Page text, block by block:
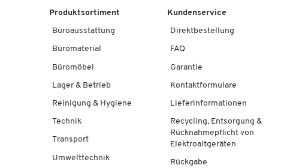
Produktsortiment
Büroausstattung
Büromaterial
Büromöbel
Lager & Betrieb
Reinigung & Hygiene
Technik
Transport
Umwelttechnik
Kundenservice
Direktbestellung
FAQ
Garantie
Kontaktformulare
Lieferinformationen
Recycling, Entsorgung &
Rücknahmepflicht von
Elektroaltgeräten
Rückgabe